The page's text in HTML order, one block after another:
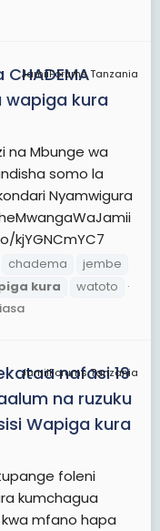
JamiiForums Tanzania
kura
na Mbunge wa
somo la
Nyamwigura
kjYGNCmYC7
chadema
jembe
kura
watoto
JamiiForums Tanzania
nafasi 19
na ruzuku
Wapiga kura
foleni
kumchagua
kwa mfano hapa